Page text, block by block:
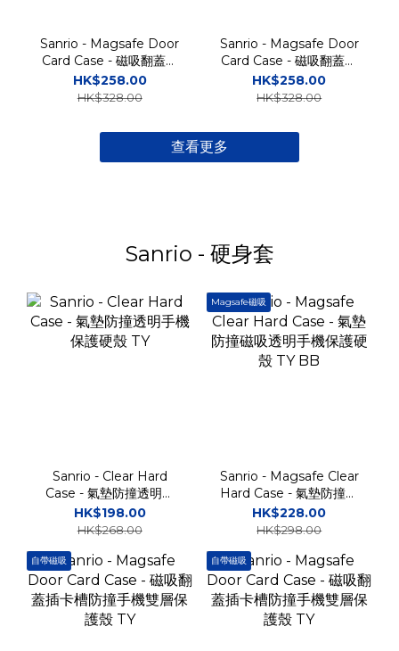
Sanrio - Magsafe Door
Card Case - 磁吸翻蓋插
卡槽防撞手機雙層保護殼
TY
HK$258.00
HK$328.00
Sanrio - Magsafe Door
Card Case - 磁吸翻蓋插
卡槽防撞手機雙層保護殼
TY
HK$258.00
HK$328.00
查看更多
Sanrio - 硬身套
Sanrio - Clear Hard
Case - 氣墊防撞透明手
機保護硬殼 TY
HK$198.00
HK$268.00
Magsafe磁吸
Sanrio - Magsafe Clear
Hard Case - 氣墊防撞磁
吸透明手機保護硬殼 TY
BB
HK$228.00
HK$298.00
自帶磁吸 自帶磁吸